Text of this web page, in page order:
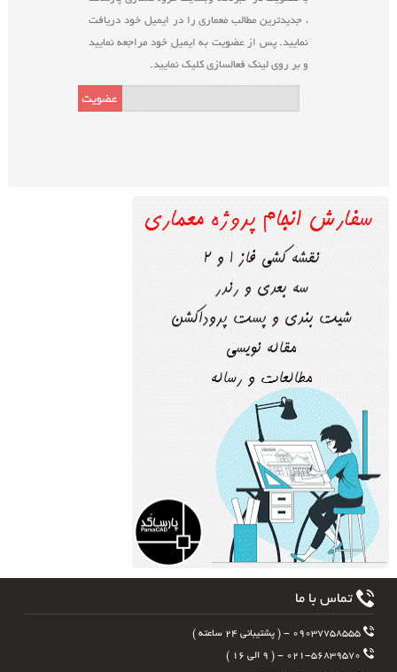
، جدیدترین مطالب معماری را در ایمیل خود دریافت
نمایید. پس از عضویت به ایمیل خود مراجعه نمایید
و بر روی لینک فعالسازی کلیک نمایید.
تماس با ما
۰۹۰۳۷۷۵۸۵۵۵ - ( پشتیبانی ۲۴ ساعته )